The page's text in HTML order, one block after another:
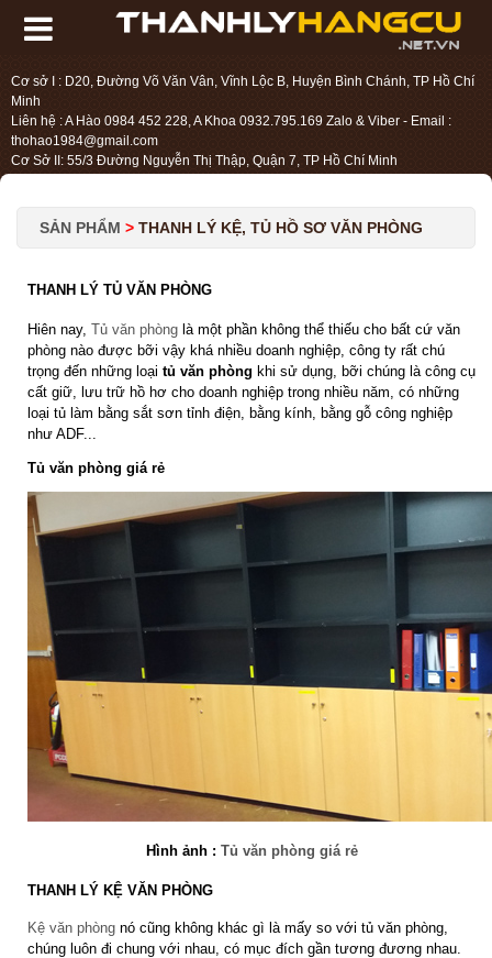
Cơ sở I : D20, Đường Võ Văn Vân, Vĩnh Lộc B, Huyện Bình Chánh, TP Hồ Chí
Minh
Liên hệ : A Hào 0984 452 228, A Khoa 0932.795.169 Zalo & Viber - Email :
thohao1984@gmail.com
Cơ Sở II: 55/3 Đường Nguyễn Thị Thập, Quận 7, TP Hồ Chí Minh
SẢN PHẨM > THANH LÝ KỆ, TỦ HỒ SƠ VĂN PHÒNG
THANH LÝ TỦ VĂN PHÒNG
Hiên nay, Tủ văn phòng là một phần không thể thiếu cho bất cứ văn
phòng nào được bỡi vậy khá nhiều doanh nghiệp, công ty rất chú
trọng đến những loại tủ văn phòng khi sử dụng, bỡi chúng là công cụ
cất giữ, lưu trữ hồ hơ cho doanh nghiệp trong nhiều năm, có những
loại tủ làm bằng sắt sơn tỉnh điện, bằng kính, bằng gỗ công nghiệp
như ADF...
Tủ văn phòng giá rẻ
Hình ảnh : Tủ văn phòng giá rẻ
THANH LÝ KỆ VĂN PHÒNG
Kệ văn phòng nó cũng không khác gì là mấy so với tủ văn phòng,
chúng luôn đi chung với nhau, có mục đích gần tương đương nhau.